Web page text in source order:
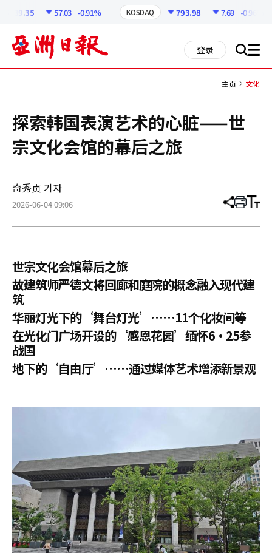
57.03 -0.91% KOSDAQ 793.98 7.69 -0.96%
登录 搜 all
主页 文化
探索韩国表演艺术的心脏——世
宗文化会馆的幕后之旅
奇秀贞 기자
2026-06-04 09:06 分
章
打 调
小
世宗文化会馆幕后之旅
故建筑师严德文将回廊和庭院的概念融入现代建
筑
华丽灯光下的‘舞台灯光’……11个化妆间等
在光化门广场开设的‘感恩花园’缅怀6·25参
战国
地下的‘自由厅’……通过媒体艺术增添新景观